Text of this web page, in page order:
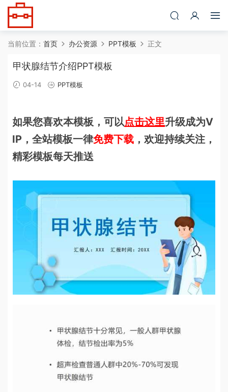
当前位置： 首页 办公资源 PPT模板 正文
甲状腺结节介绍PPT模板
04-14 PPT模板
如果您喜欢本模板，可以点击这里升级成为V
IP，全站模板一律免费下载 ，欢迎持续关注，
精彩模板每天推送